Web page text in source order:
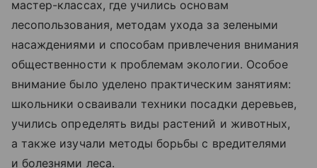
мастер-классах, где учились основам
лесопользования, методам ухода за зелеными
насаждениями и способам привлечения внимания
общественности к проблемам экологии. Особое
внимание было уделено практическим занятиям:
школьники осваивали техники посадки деревьев,
учились определять виды растений и животных,
а также изучали методы борьбы с вредителями
и болезнями леса.